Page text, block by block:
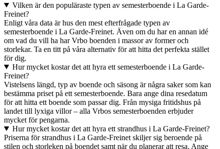
Vilken är den populäraste typen av semesterboende i La Garde-
Freinet?
Enligt våra data är hus den mest efterfrågade typen av
semesterboende i La Garde-Freinet. Även om du har en annan idé
om vad du vill ha har Vrbo boenden i massor av former och
storlekar. Ta en titt på våra alternativ för att hitta det perfekta stället
för dig.
Hur mycket kostar det att hyra ett semesterboende i La Garde-
Freinet?
Vistelsens längd, typ av boende och säsong är några saker som kan
bestämma priset på ett semesterboende. Bara ange dina resedatum
för att hitta ett boende som passar dig. Från mysiga fritidshus på
landet till lyxiga villor – alla Vrbos semesterboenden erbjuder
mycket för pengarna.
Hur mycket kostar det att hyra ett strandhus i La Garde-Freinet?
Priserna för strandhus i La Garde-Freinet skiljer sig beroende på
stilen och storleken på boendet samt när du planerar att resa. Ange